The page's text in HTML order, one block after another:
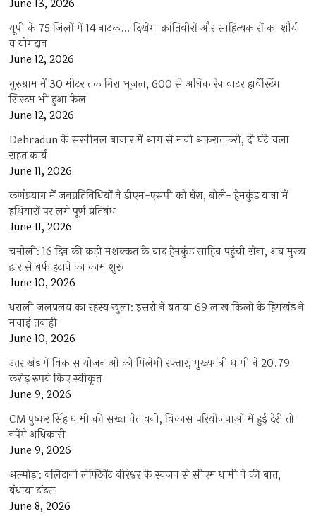
June 13, 2026
यूपी के 75 जिलों में 14 नाटक… दिखेगा क्रांतिवीरों और साहित्यकारों का शौर्य
व योगदान
June 12, 2026
गुरुग्राम में 30 मीटर तक गिरा भूजल, 600 से अधिक रेन वाटर हार्वेस्टिंग
सिस्टम भी हुआ फेल
June 12, 2026
Dehradun के सरनीमल बाजार में आग से मची अफरातफरी, दो घंटे चला
राहत कार्य
June 11, 2026
कर्णप्रयाग में जनप्रतिनिधियों ने डीएम-एसपी को घेरा, बोले- हेमकुंड यात्रा में
हथियारों पर लगे पूर्ण प्रतिबंध
June 11, 2026
चमोली: 16 दिन की कड़ी मशक्कत के बाद हेमकुंड साहिब पहुंची सेना, अब मुख्य
द्वार से बर्फ हटाने का काम शुरू
June 10, 2026
धराली जलप्रलय का रहस्य खुला: इसरो ने बताया 69 लाख किलो के हिमखंड ने
मचाई तबाही
June 10, 2026
उत्तराखंड में विकास योजनाओं को मिलेगी रफ्तार, मुख्यमंत्री धामी ने 20.79
करोड़ रुपये किए स्वीकृत
June 9, 2026
CM पुष्कर सिंह धामी की सख्त चेतावनी, विकास परियोजनाओं में हुई देरी तो
नपेंगे अधिकारी
June 9, 2026
अल्मोड़ा: बलिदानी लेफ्टिनेंट बीरेश्वर के स्वजन से सीएम धामी ने की बात,
बंधाया ढांढस
June 8, 2026